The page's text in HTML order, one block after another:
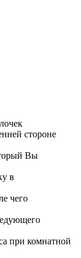
стороне
Вы
в
чего
при комнатной